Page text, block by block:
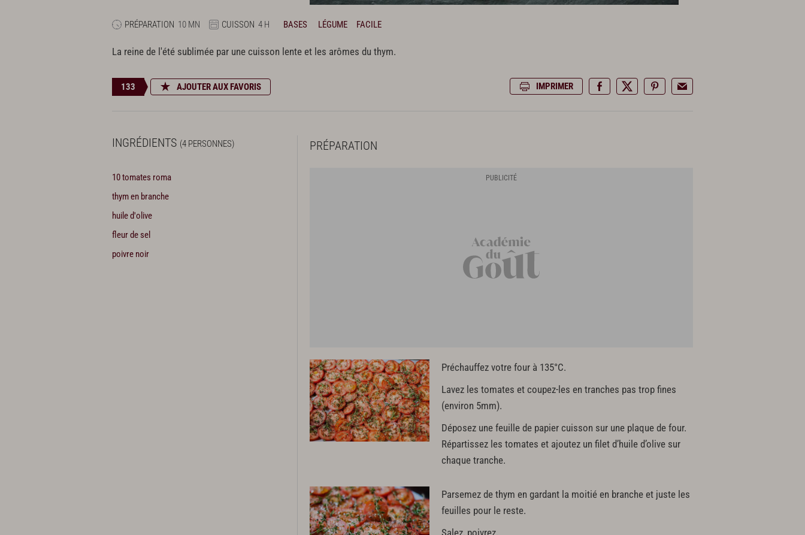
PRÉPARATION 10 MN CUISSON 4 H BASES LÉGUME FACILE
La reine de l'été sublimée par une cuisson lente et les arômes du thym.
133 AJOUTER AUX FAVORIS IMPRIMER
INGRÉDIENTS (4 PERSONNES)
10 tomates roma
thym en branche
huile d'olive
fleur de sel
poivre noir
PRÉPARATION
Préchauffez votre four à 135°C.
Lavez les tomates et coupez-les en tranches pas trop fines
(environ 5mm).
Déposez une feuille de papier cuisson sur une plaque de four.
Répartissez les tomates et ajoutez un filet d’huile d’olive sur
chaque tranche.
Parsemez de thym en gardant la moitié en branche et juste les
feuilles pour le reste.